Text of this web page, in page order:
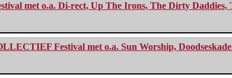
met o.a. Di-rect, Up The Irons, The Dirty Daddies,
Festival met o.a. Sun Worship,